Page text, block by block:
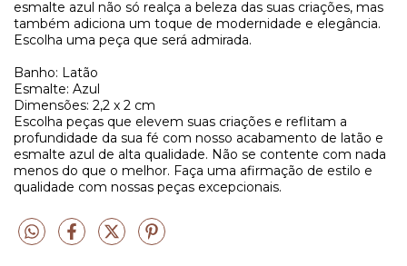
esmalte azul não só realça a beleza das suas criações, mas
também adiciona um toque de modernidade e elegância.
Escolha uma peça que será admirada.
Banho: Latão
Esmalte: Azul
Dimensões: 2,2 x 2 cm
Escolha peças que elevem suas criações e reflitam a
profundidade da sua fé com nosso acabamento de latão e
esmalte azul de alta qualidade. Não se contente com nada
menos do que o melhor. Faça uma afirmação de estilo e
qualidade com nossas peças excepcionais.